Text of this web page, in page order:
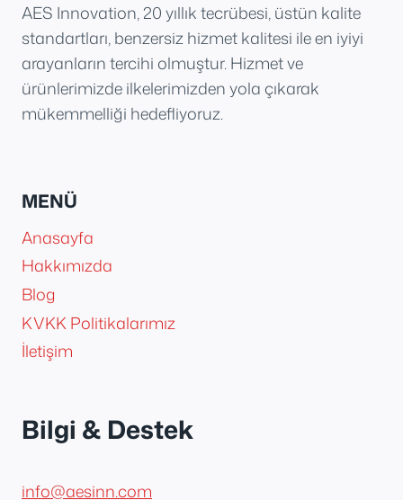
AES Innovation, 20 yıllık tecrübesi, üstün kalite
standartları, benzersiz hizmet kalitesi ile en iyiyi
arayanların tercihi olmuştur. Hizmet ve
ürünlerimizde ilkelerimizden yola çıkarak
mükemmelliği hedefliyoruz.
MENÜ
Anasayfa
Hakkımızda
Blog
KVKK Politikalarımız
İletişim
Bilgi & Destek
info@aesinn.com